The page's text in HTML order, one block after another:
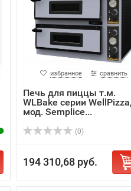
избранное сравнить
Печь для пиццы т.м.
WLBake серии
мод. Semplice...
(0)
194 310,68 руб.